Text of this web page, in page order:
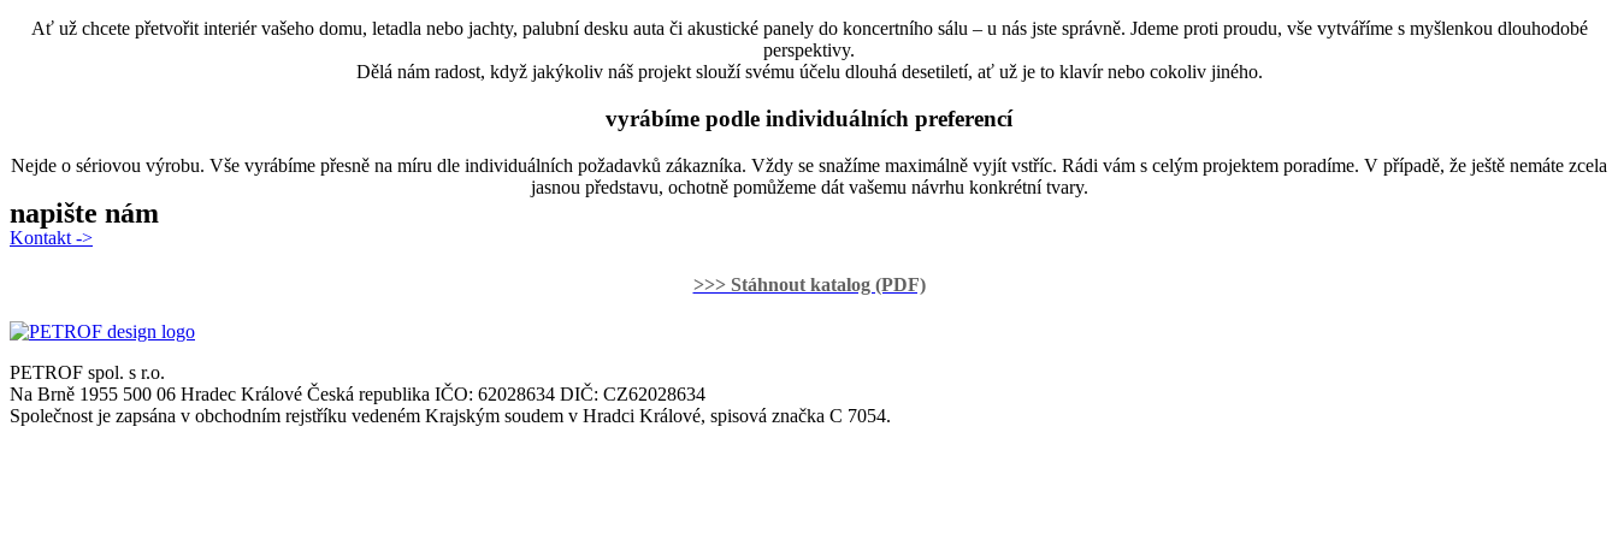
Ať už chcete přetvořit interiér vašeho domu, letadla nebo jachty, palubní desku auta či akustické panely do koncertního sálu – u nás jste správně. Jdeme proti proudu, vše vytváříme s myšlenkou dlouhodobé
perspektivy.
Dělá nám radost, když jakýkoliv náš projekt slouží svému účelu dlouhá desetiletí, ať už je to klavír nebo cokoliv jiného.
vyrábíme podle individuálních preferencí
Nejde o sériovou výrobu. Vše vyrábíme přesně na míru dle individuálních požadavků zákazníka. Vždy se snažíme maximálně vyjít vstříc. Rádi vám s celým projektem poradíme. V případě, že ještě nemáte zcela
jasnou představu, ochotně pomůžeme dát vašemu návrhu konkrétní tvary.
napište nám
Kontakt ->
>>> Stáhnout katalog (PDF)
PETROF spol. s r.o.
Na Brně 1955 500 06 Hradec Králové Česká republika IČO: 62028634 DIČ: CZ62028634
Společnost je zapsána v obchodním rejstříku vedeném Krajským soudem v Hradci Králové, spisová značka C 7054.